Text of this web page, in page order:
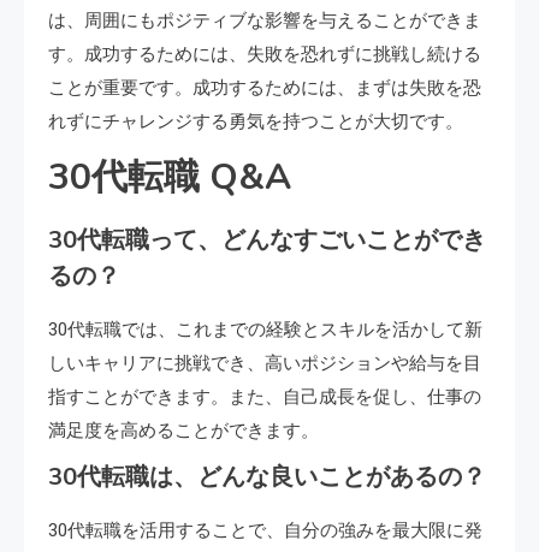
は、周囲にもポジティブな影響を与えることができま
す。成功するためには、失敗を恐れずに挑戦し続ける
ことが重要です。成功するためには、まずは失敗を恐
れずにチャレンジする勇気を持つことが大切です。
30代転職 Q&A
30代転職って、どんなすごいことができ
るの？
30代転職では、これまでの経験とスキルを活かして新
しいキャリアに挑戦でき、高いポジションや給与を目
指すことができます。また、自己成長を促し、仕事の
満足度を高めることができます。
30代転職は、どんな良いことがあるの？
30代転職を活用することで、自分の強みを最大限に発